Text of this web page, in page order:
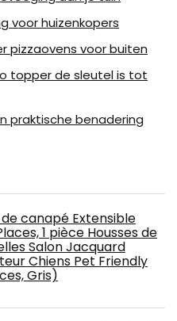
voor huizenkopers
pizzaovens voor buiten
topper de sleutel is tot
praktische benadering
de canapé Extensible
1 pièce Housses de
Salon Jacquard
Chiens Pet Friendly
Gris)